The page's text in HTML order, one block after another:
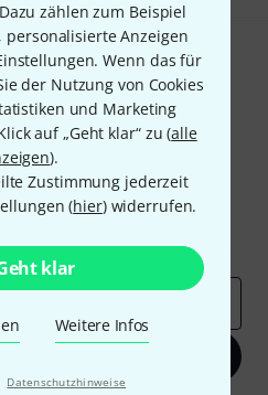
zählen zum Beispiel
personalisierte Anzeigen
Wenn das für
der Nutzung von Cookies
und Marketing
auf „Geht klar“ zu (alle
).
Zustimmung jederzeit
(hier) widerrufen.
klar
Weitere Infos
Datenschutzhinweise
Newsletter
und gewinne mit
über jeweils50€
Deals Thomann Insights
anmelden